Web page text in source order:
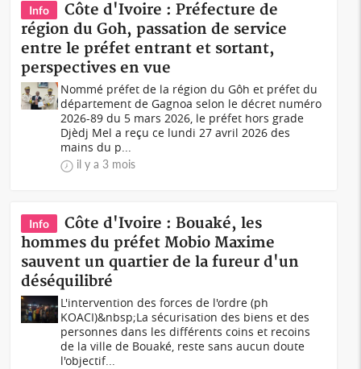
Info
Côte d'Ivoire : Préfecture de
région du Goh, passation de service
entre le préfet entrant et sortant,
perspectives en vue
Nommé préfet de la région du Gôh et préfet du
département de Gagnoa selon le décret numéro
2026-89 du 5 mars 2026, le préfet hors grade
Djèdj Mel a reçu ce lundi 27 avril 2026 des
mains du p...
il y a 3 mois
Info
Côte d'Ivoire : Bouaké, les
hommes du préfet Mobio Maxime
sauvent un quartier de la fureur d'un
déséquilibré
L'intervention des forces de l'ordre (ph
KOACI)&nbsp;La sécurisation des biens et des
personnes dans les différents coins et recoins
de la ville de Bouaké, reste sans aucun doute
l'objectif...